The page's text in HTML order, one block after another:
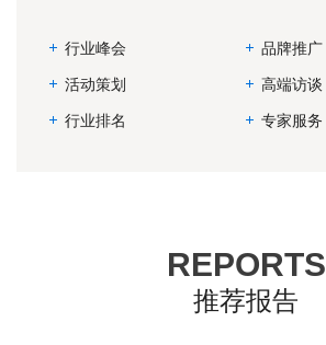
行业峰会 品牌推广
活动策划 高端访谈
行业排名 专家服务
REPORTS
推荐报告